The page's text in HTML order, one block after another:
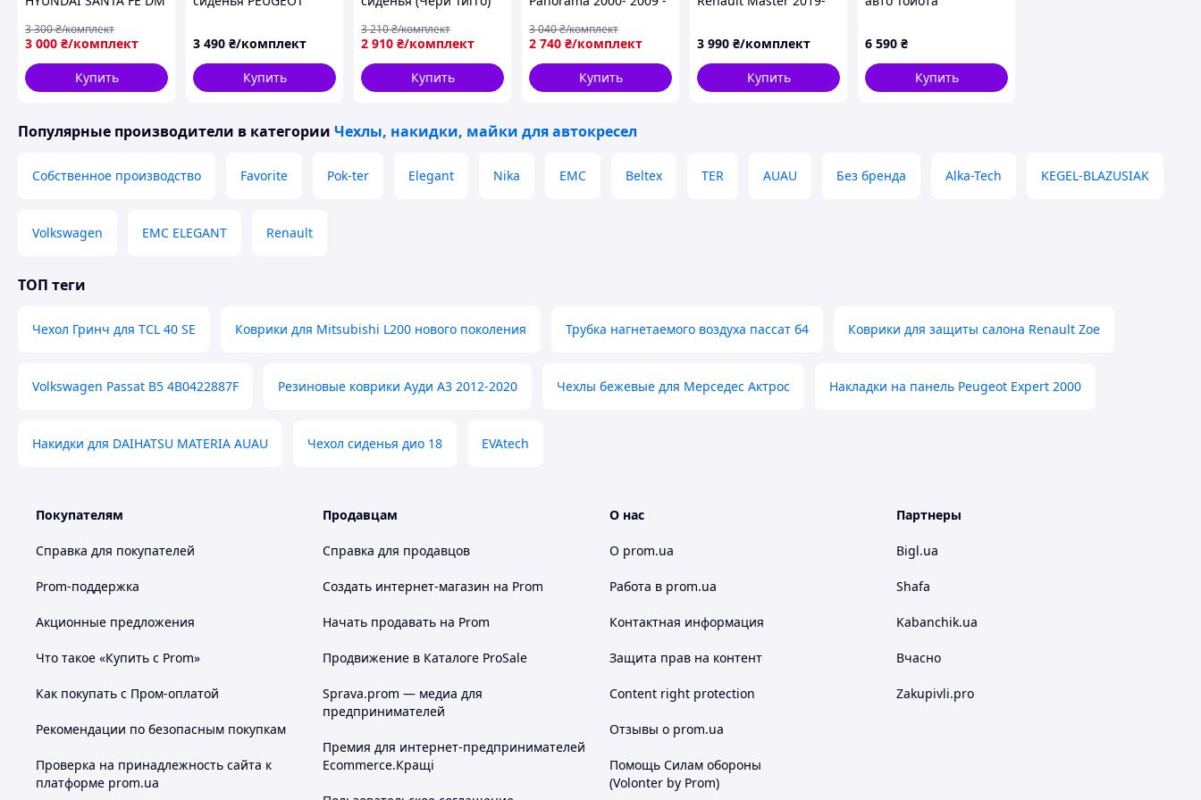
чехлы хундаи
ХЮНДАЙ Санта Фе ДМ
с 2012 до 2019
3 000 ₴/комплект
3 300₴/комплект
Купить
Модельные тканевые.
Жаккард прошитый
ромб
3 490 ₴/комплект
Купить
2016 (3Д ромб
Аригона)
2 910 ₴/комплект
3 210₴/комплект
Купить
Панорама 2000-2009
2 740 ₴/комплект
3 040₴/комплект
Купить
чехлы на Мастер
Плотная ткань
жаккард
3 990 ₴/комплект
Купить
Highlander) 3Д-ромб,
алькантара с
логотипом серые
6 590 ₴
Купить
Популярные производители в категории Чехлы, накидки, майки для автокресел
Собственное производство Favorite Pok-ter Elegant Nika EMC Beltex TER AUAU Без бренда Alka-Tech KEGEL-BLAZUSIAK
Volkswagen EMC ELEGANT Renault
ТОП теги
Чехол Гринч для TCL 40 SE Коврики для Mitsubishi L200 нового поколения Трубка нагнетаемого воздуха пассат б4 Коврики для защиты салона Renault Zoe
Volkswagen Passat B5 4B0422887F Резиновые коврики Ауди А3 2012-2020 Чехлы бежевые для Мерседес Актрос Накладки на панель Peugeot Expert 2000
Накидки для DAIHATSU MATERIA AUAU Чехол сиденья дио 18 EVAtech
Покупателям
Справка для покупателей
Prom-поддержка
Акционные предложения
Что такое «Купить с Prom»
Как покупать с Пром-оплатой
Рекомендации по безопасным покупкам
Проверка на принадлежность сайта к
платформе prom.ua
Продавцам
Справка для продавцов
Создать интернет-магазин на Prom
Начать продавать на Prom
Продвижение в Каталоге ProSale
Sprava.prom — медиа для
предпринимателей
Премия для интернет-предпринимателей
Ecommerce.Кращі
О нас
О prom.ua
Работа в prom.ua
Контактная информация
Защита прав на контент
Content right protection
Отзывы о prom.ua
Помощь Силам обороны
(Volonter by Prom)
Партнеры
Bigl.ua
Shafa
Kabanchik.ua
Вчасно
Zakupivli.pro